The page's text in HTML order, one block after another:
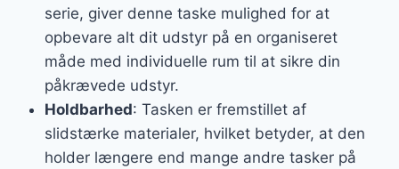
serie, giver denne taske mulighed for at
opbevare alt dit udstyr på en organiseret
måde med individuelle rum til at sikre din
påkrævede udstyr.
Holdbarhed: Tasken er fremstillet af
slidstærke materialer, hvilket betyder, at den
holder længere end mange andre tasker på